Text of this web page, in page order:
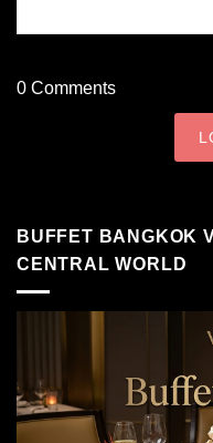
0 Comments
BUFFET BANGKOK
CENTRAL WORLD